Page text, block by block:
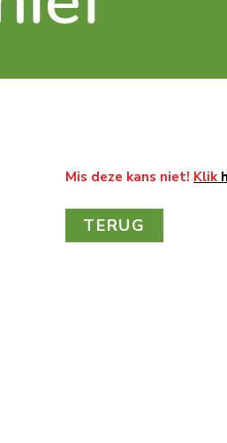
Mis deze kans niet! Klik
TERUG